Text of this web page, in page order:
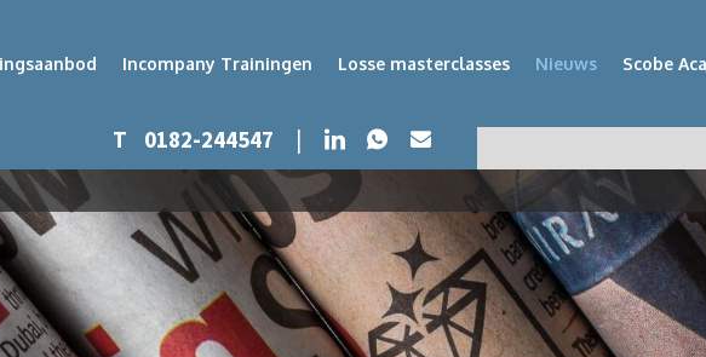
Incompany Trainingen Losse masterclasses Nieuws Scobe
T 0182-244547 | LinkedInWhatsapp